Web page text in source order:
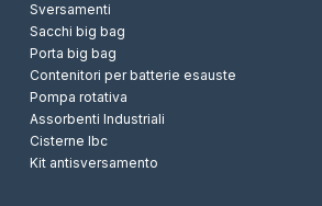
Sversamenti
Sacchi big bag
Porta big bag
Contenitori per batterie esauste
Pompa rotativa
Assorbenti Industriali
Cisterne Ibc
Kit antisversamento